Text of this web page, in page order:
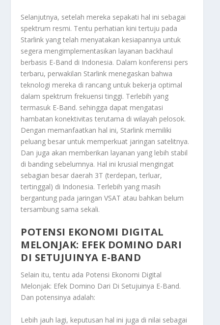
Selanjutnya, setelah mereka sepakati hal ini sebagai
spektrum resmi. Tentu perhatian kini tertuju pada
Starlink yang telah menyatakan kesiapannya untuk
segera mengimplementasikan layanan backhaul
berbasis E-Band di Indonesia. Dalam konferensi pers
terbaru, perwakilan Starlink menegaskan bahwa
teknologi mereka di rancang untuk bekerja optimal
dalam spektrum frekuensi tinggi. Terlebih yang
termasuk E-Band. sehingga dapat mengatasi
hambatan konektivitas terutama di wilayah pelosok.
Dengan memanfaatkan hal ini, Starlink memiliki
peluang besar untuk memperkuat jaringan satelitnya.
Dan juga akan memberikan layanan yang lebih stabil
di banding sebelumnya. Hal ini krusial mengingat
sebagian besar daerah 3T (terdepan, terluar,
tertinggal) di Indonesia. Terlebih yang masih
bergantung pada jaringan VSAT atau bahkan belum
tersambung sama sekali.
POTENSI EKONOMI DIGITAL
MELONJAK: EFEK DOMINO DARI
DI SETUJUINYA E-BAND
Selain itu, tentu ada Potensi Ekonomi Digital
Melonjak: Efek Domino Dari Di Setujuinya E-Band.
Dan potensinya adalah:
Lebih jauh lagi, keputusan hal ini juga di nilai sebagai